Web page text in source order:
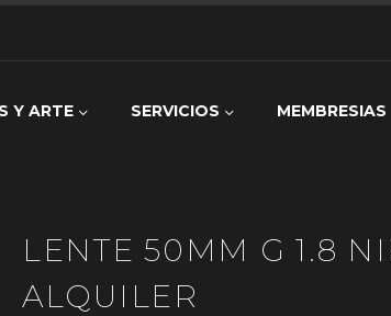
Y ARTE SERVICIOS MEMBRESIAS
LENTE 50MM G 1.8
ALQUILER